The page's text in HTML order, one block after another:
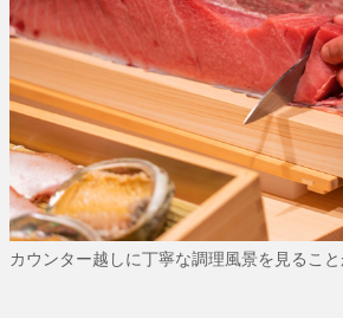
カウンター越しに丁寧な調理風景を見るこ